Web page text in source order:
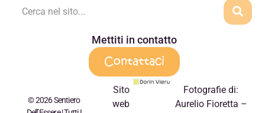
Mettiti in contatto
Contattaci
© 2026 Sentiero
Sito
web
Fotografie di:
Aurelio Fioretta –